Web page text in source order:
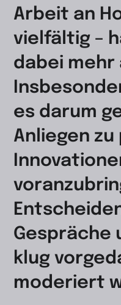
Arbeit an
vielfältig –
dabei mehr
es darum
Anliegen
Gespräche
klug
moderiert